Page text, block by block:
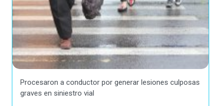
Procesaron a conductor por generar lesiones culposas
graves en siniestro vial